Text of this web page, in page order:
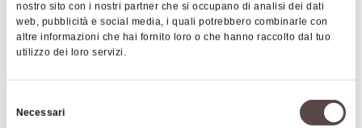
nostro sito con i nostri partner che si occupano di analisi dei dati
web, pubblicità e social media, i quali potrebbero combinarle con
altre informazioni che hai fornito loro o che hanno raccolto dal tuo
utilizzo dei loro servizi.
delNecessari
CIN code
IT037011B4EYMIC2N8
Sheets, towels, Wi-Fi, and kitchen facilities are all included